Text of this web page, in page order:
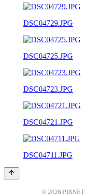
DSC04729.JPG
DSC04725.JPG
DSC04723.JPG
DSC04721.JPG
DSC04711.JPG
© 2026 PIXNET